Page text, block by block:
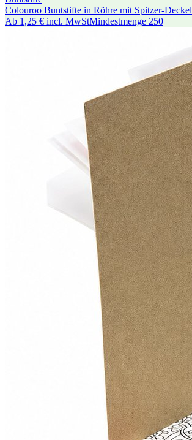
Colouroo Buntstifte in Röhre mit Spitzer-Deckel
Ab 1,25 € incl. MwStMindestmenge 250